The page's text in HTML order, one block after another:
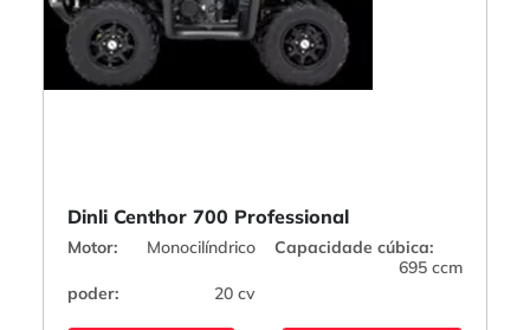
Dinli Centhor 700 Professional
Motor: Monocilíndrico
Capacidade cúbica:
695 ccm
poder:
20 cv